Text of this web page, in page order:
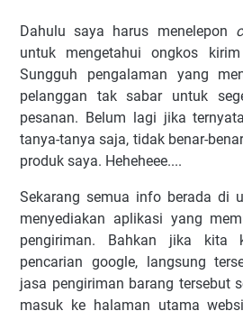
Dahulu saya harus menelepon
untuk mengetahui ongkos
Sungguh pengalaman yang
pelanggan tak sabar untuk
pesanan. Belum lagi jika
tanya-tanya saja, tidak benar-
produk saya. Heheheee....
Sekarang semua info berada di
menyediakan aplikasi yang
pengiriman. Bahkan jika
pencarian google, langsung
jasa pengiriman barang tersebut
masuk ke halaman utama